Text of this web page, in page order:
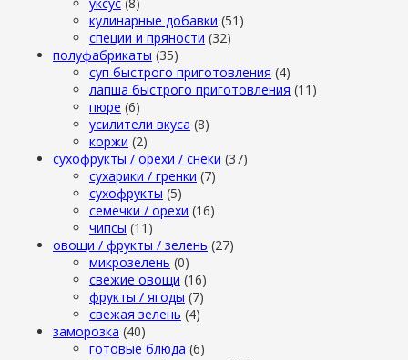
кулинарные добавки (51)
специи и пряности (32)
полуфабрикаты (35)
суп быстрого приготовления (4)
лапша быстрого приготовления (11)
пюре (6)
усилители вкуса (8)
коржи (2)
сухофрукты / орехи / снеки (37)
сухарики / гренки (7)
сухофрукты (5)
семечки / орехи (16)
чипсы (11)
овощи / фрукты / зелень (27)
микрозелень (0)
свежие овощи (16)
фрукты / ягоды (7)
свежая зелень (4)
заморозка (40)
готовые блюда (6)